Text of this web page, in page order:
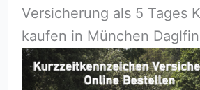
Versicherung als 5 Tages
kaufen in München